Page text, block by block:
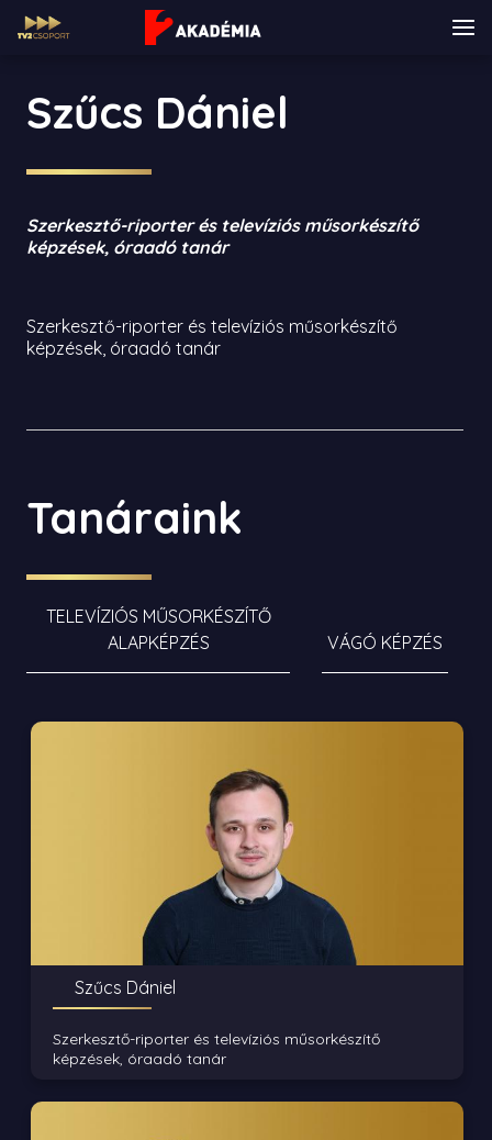
Szűcs Dániel
Szerkesztő-riporter és televíziós műsorkészítő
képzések, óraadó tanár
Szerkesztő-riporter és televíziós műsorkészítő
képzések, óraadó tanár
Tanáraink
TELEVÍZIÓS MŰSORKÉSZÍTŐ
ALAPKÉPZÉS
VÁGÓ KÉPZÉS
Szűcs Dániel
Szerkesztő-riporter és televíziós műsorkészítő
képzések, óraadó tanár